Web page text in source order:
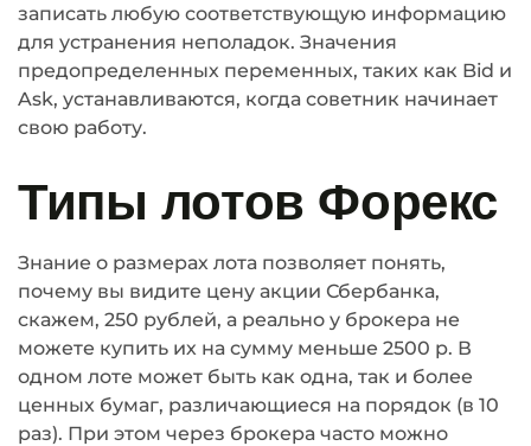
записать любую соответствующую информацию
для устранения неполадок. Значения
предопределенных переменных, таких как Bid и
Ask, устанавливаются, когда советник начинает
свою работу.
Типы лотов Форекс
Знание о размерах лота позволяет понять,
почему вы видите цену акции Сбербанка,
скажем, 250 рублей, а реально у брокера не
можете купить их на сумму меньше 2500 р. В
одном лоте может быть как одна, так и более
ценных бумаг, различающиеся на порядок (в 10
раз). При этом через брокера часто можно